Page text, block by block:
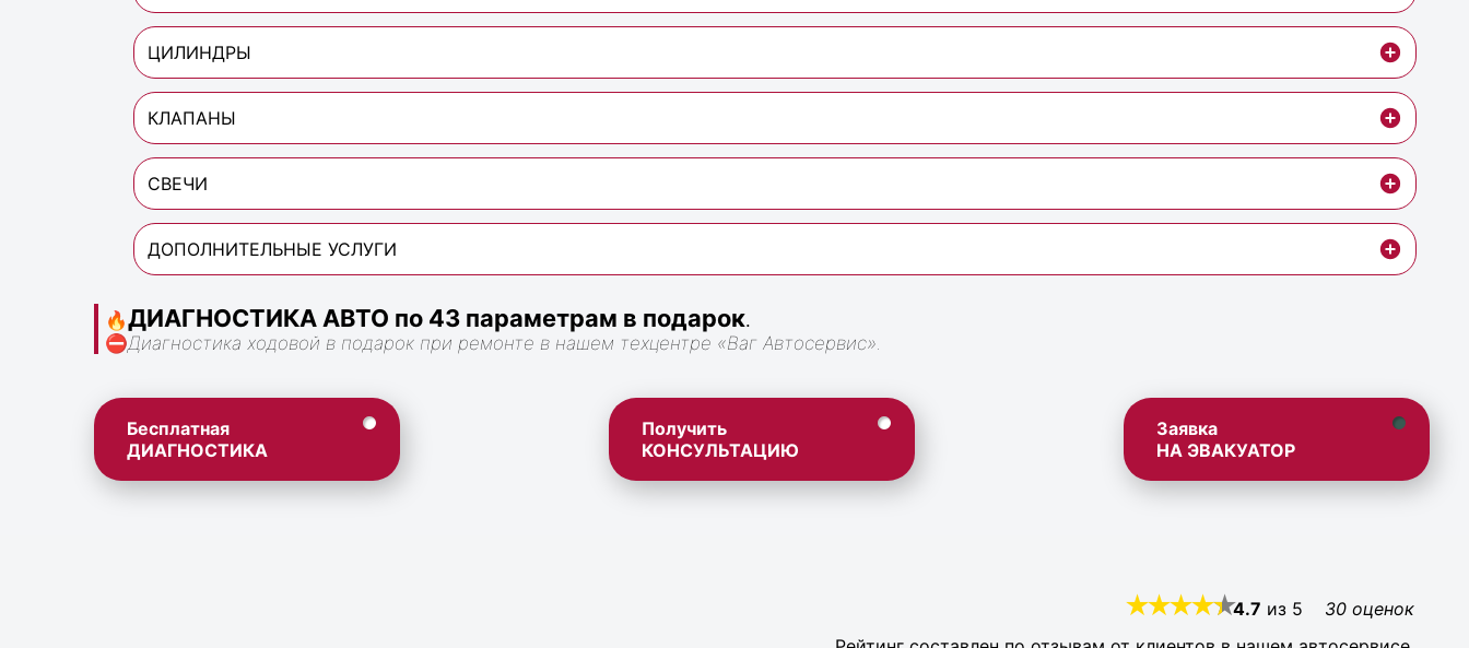
ЦИЛИНДРЫ
КЛАПАНЫ
СВЕЧИ
ДОПОЛНИТЕЛЬНЫЕ УСЛУГИ
🔥ДИАГНОСТИКА АВТО по 43 параметрам в подарок.
⛔Диагностика ходовой в подарок при ремонте в нашем техцентре «Ваг Автосервис».
Бесплатная
ДИАГНОСТИКА
Получить
КОНСУЛЬТАЦИЮ
Заявка
НА ЭВАКУАТОР
4.7 из 5 30 оценок